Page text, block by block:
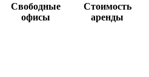
Свободные
офисы
Стоимость
аренды